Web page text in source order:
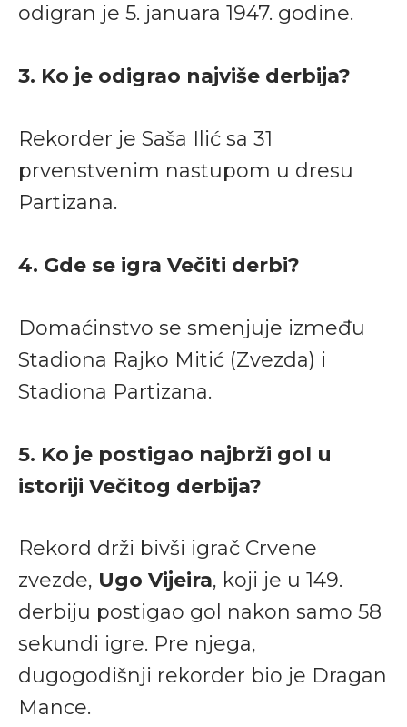
odigran je 5. januara 1947. godine.
3. Ko je odigrao najviše derbija?
Rekorder je Saša Ilić sa 31
prvenstvenim nastupom u dresu
Partizana.
4. Gde se igra Večiti derbi?
Domaćinstvo se smenjuje između
Stadiona Rajko Mitić (Zvezda) i
Stadiona Partizana.
5. Ko je postigao najbrži gol u
istoriji Večitog derbija?
Rekord drži bivši igrač Crvene
zvezde, Ugo Vijeira, koji je u 149.
derbiju postigao gol nakon samo 58
sekundi igre. Pre njega,
dugogodišnji rekorder bio je Dragan
Mance.